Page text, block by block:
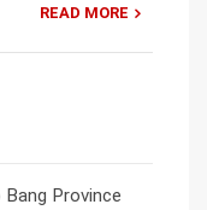
READ MORE
Province